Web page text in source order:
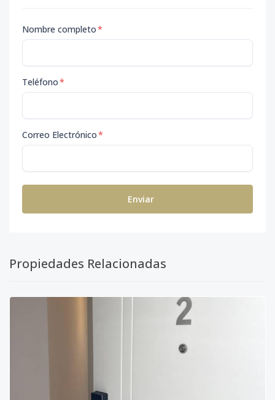
Nombre completo*
Teléfono*
Correo Electrónico*
Enviar
Propiedades Relacionadas